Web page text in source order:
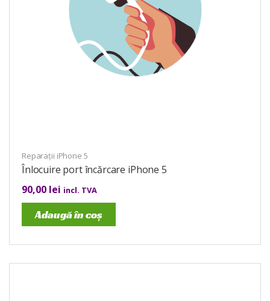
Reparații iPhone 5
Înlocuire port încărcare iPhone 5
90,00 lei incl. TVA
Adaugă în coș